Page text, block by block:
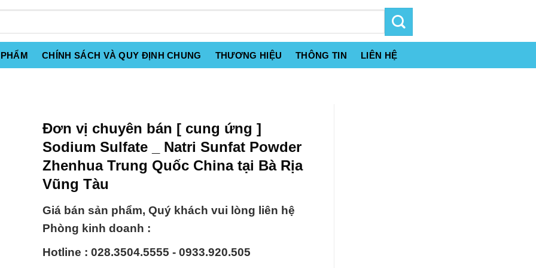
CHÍNH SÁCH VÀ QUY ĐỊNH CHUNG THƯƠNG HIỆU THÔNG TIN LIÊN HỆ
Đơn vị chuyên bán [ cung ứng ]
Sodium Sulfate _ Natri Sunfat Powder
Zhenhua Trung Quốc China tại Bà Rịa
Vũng Tàu
Giá bán sản phẩm, Quý khách vui lòng liên hệ
Phòng kinh doanh :
Hotline : 028.3504.5555 - 0933.920.505